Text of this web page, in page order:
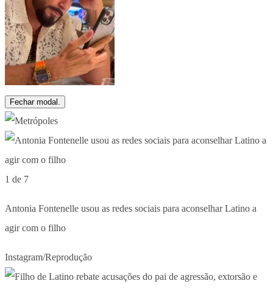
Fechar modal.
1 de 7
Antonia Fontenelle usou as redes sociais para aconselhar Latino a
agir com o filho
Instagram/Reprodução